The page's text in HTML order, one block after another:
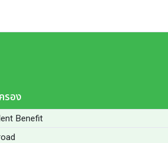
รอง
Benefit